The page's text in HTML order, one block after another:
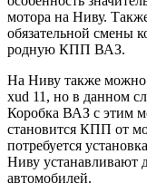
мотора на Ниву.
обязательной смены
родную КПП ВАЗ.
На Ниву также можно
xud 11, но в данном
Коробка ВАЗ с этим
становится КПП от
потребуется
Ниву устанавливают
автомобилей.